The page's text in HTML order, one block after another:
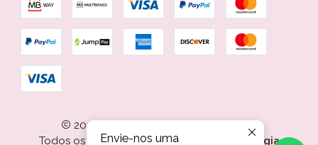
2026 Memorythings Personalizados.
Todos os Direitos Reservados.
Com tecnologia
Envie-nos uma